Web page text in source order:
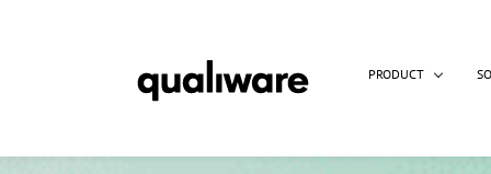
PRODUCT